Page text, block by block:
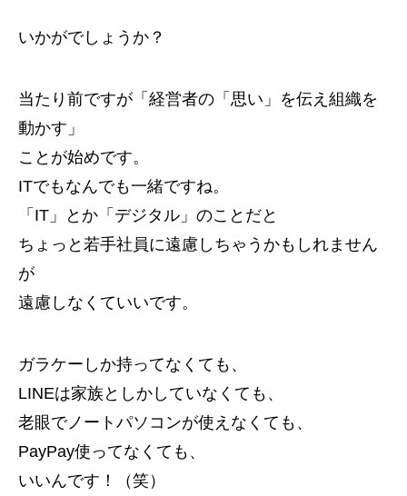
いかがでしょうか？
当たり前ですが「経営者の「思い」を伝え組織を
動かす」
ことが始めです。
ITでもなんでも一緒ですね。
「IT」とか「デジタル」のことだと
ちょっと若手社員に遠慮しちゃうかもしれません
が
遠慮しなくていいです。
ガラケーしか持ってなくても、
LINEは家族としかしていなくても、
老眼でノートパソコンが使えなくても、
PayPay使ってなくても、
いいんです！（笑）